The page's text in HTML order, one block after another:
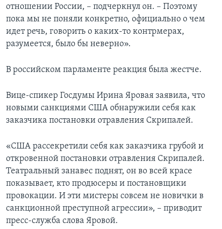
отношении России, – подчеркнул он. – Поэтому
пока мы не поняли конкретно, официально о чем
идет речь, говорить о каких-то контрмерах,
разумеется, было бы неверно».
В российском парламенте реакция была жестче.
Вице-спикер Госдумы Ирина Яровая заявила, что
новыми санкциями США обнаружили себя как
заказчика постановки отравления Скрипалей.
«США рассекретили себя как заказчика грубой и
откровенной постановки отравления Скрипалей.
Театральный занавес поднят, он во всей красе
показывает, кто продюсеры и постановщики
провокации. И эти мистеры совсем не новички в
санкционной преступной агрессии», – приводит
пресс-служба слова Яровой.